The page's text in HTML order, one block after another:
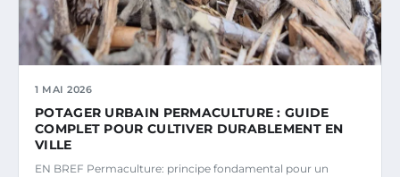
1 MAI 2026
POTAGER URBAIN PERMACULTURE : GUIDE
COMPLET POUR CULTIVER DURABLEMENT EN
VILLE
EN BREF Permaculture: principe fondamental pour un